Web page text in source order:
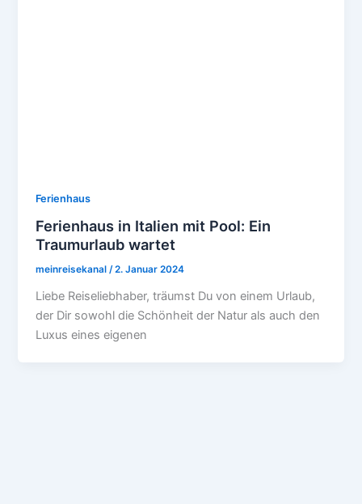
Ferienhaus
Ferienhaus in Italien mit Pool: Ein
Traumurlaub wartet
meinreisekanal/2. Januar 2024
Liebe Reiseliebhaber, träumst Du von einem Urlaub,
der Dir sowohl die Schönheit der Natur als auch den
Luxus eines eigenen